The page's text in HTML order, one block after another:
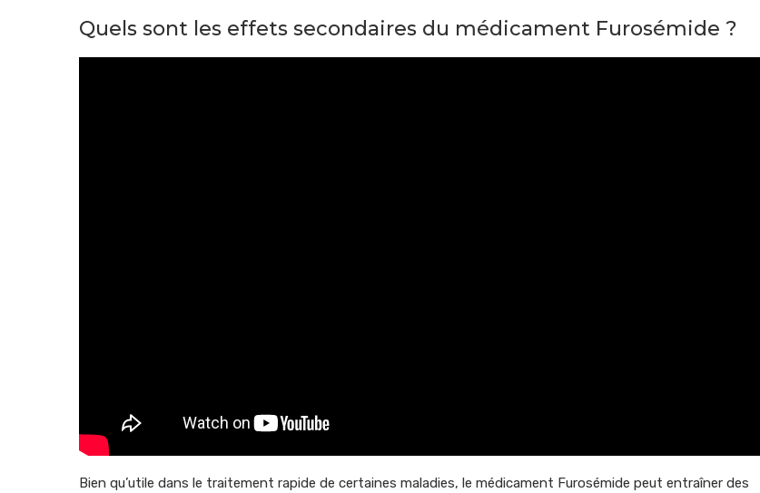
Quels sont les effets secondaires du médicament Furosémide ?
Bien qu’utile dans le traitement rapide de certaines maladies, le médicament Furosémide peut entraîner des